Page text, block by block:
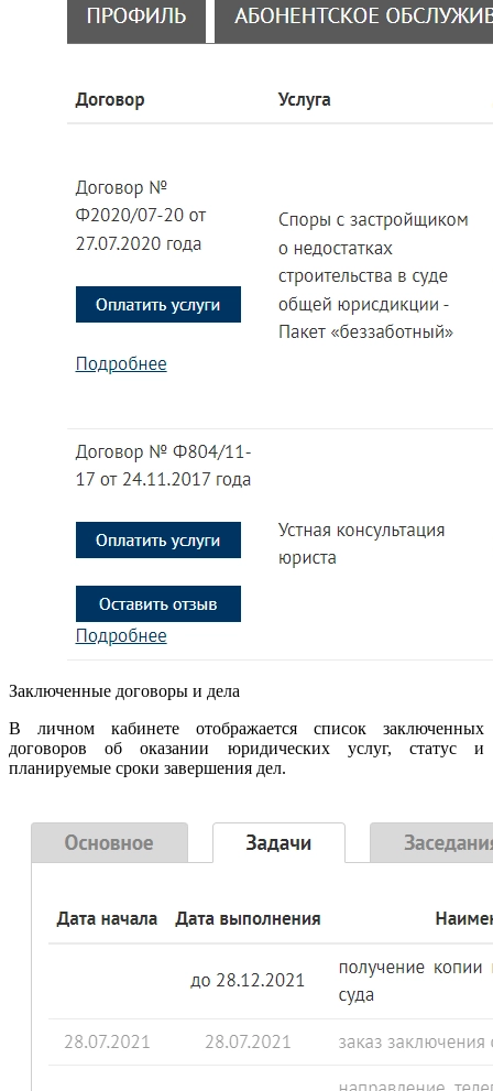
Заключенные договоры и дела
В личном кабинете отображается список заключенных
договоров об оказании юридических услуг, статус и
планируемые сроки завершения дел.